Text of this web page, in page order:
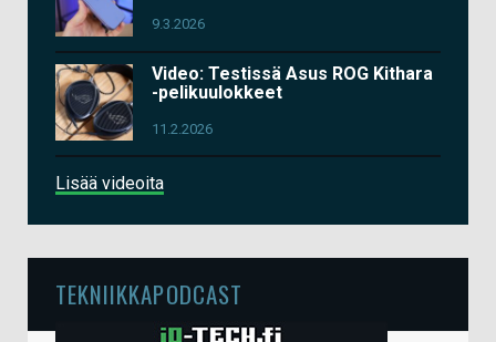
9.3.2026
Video: Testissä Asus ROG Kithara
-pelikuulokkeet
11.2.2026
Lisää videoita
TEKNIIKKAPODCAST